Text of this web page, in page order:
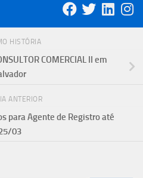
HISTÓRIA
COMERCIAL II em
ANTERIOR
para Agente de Registro até
03